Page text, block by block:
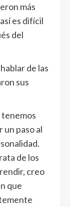
más
es difícil
del
de las
sus
tenemos
paso al
de los
creo
que